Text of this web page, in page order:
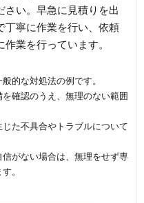
さい。早急に見積りを出
丁寧に作業を行い、依頼
業を行っています。
的な対処法の例です。
確認のうえ、無理のない範囲
た不具合やトラブルについて
がない場合は、無理をせず専
。